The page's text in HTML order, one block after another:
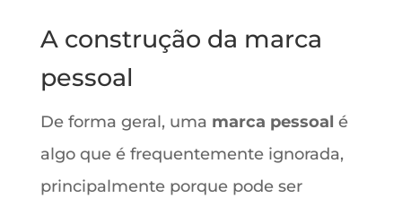
A construção da marca
pessoal
De forma geral, uma marca pessoal é
algo que é frequentemente ignorada,
principalmente porque pode ser